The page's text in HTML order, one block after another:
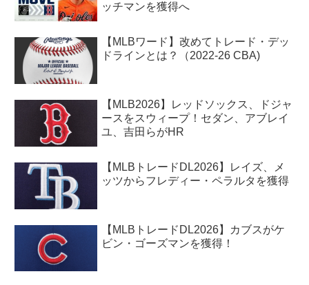
ッチマンを獲得へ
【MLBワード】改めてトレード・デッ
ドラインとは？（2022-26 CBA)
【MLB2026】レッドソックス、ドジャ
ースをスウィープ！セダン、アブレイ
ユ、吉田らがHR
【MLBトレードDL2026】レイズ、メ
ッツからフレディー・ペラルタを獲得
【MLBトレードDL2026】カブスがケ
ビン・ゴーズマンを獲得！